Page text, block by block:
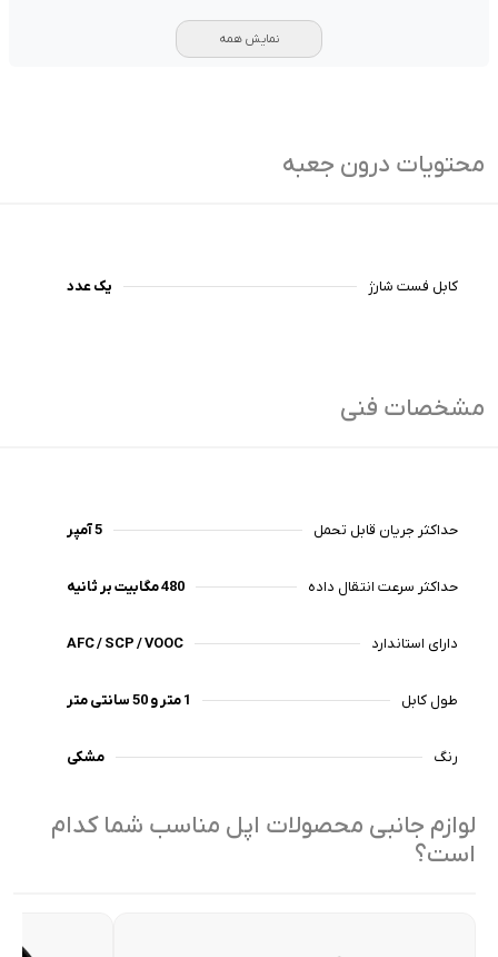
نمایش همه
محتویات درون جعبه
کابل فست شارژ یک عدد
مشخصات فنی
حداکثر جریان قابل تحمل 5 آمپر
حداکثر سرعت انتقال داده 480 مگابیت بر ثانیه
دارای استاندارد AFC / SCP / VOOC
طول کابل 1 متر و 50 سانتی متر
رنگ مشکی
لوازم جانبی محصولات اپل مناسب شما کدام
است؟